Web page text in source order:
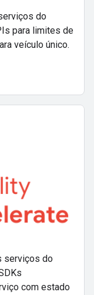
do
para limites de
veículo único.
serviços do
com estado